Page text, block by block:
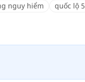
nguy hiểm quốc lộ 5